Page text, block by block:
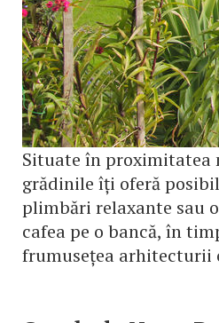
Situate în proximitatea
grădinile îți oferă
plimbări relaxante sau
cafea pe o bancă, în
frumusețea arhitecturii